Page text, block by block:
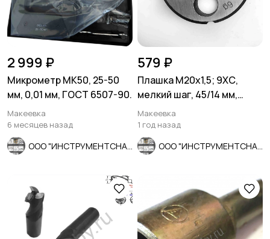
2 999 ₽
Микрометр МК50, 25-50
мм, 0,01 мм, ГОСТ 6507-90.
Макеевка
6 месяцев назад
579 ₽
Плашка М20х1,5; 9ХС,
мелкий шаг, 45/14 мм,
ГОСТ 7740-71.
Макеевка
1 год назад